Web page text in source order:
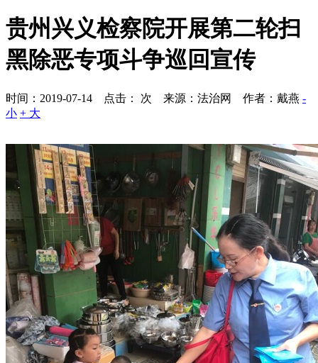
贵州兴义检察院开展第二轮扫
黑除恶专项斗争巡回宣传
时间：2019-07-14 点击： 次 来源：法治网 作者：戴燕 -
小 + 大